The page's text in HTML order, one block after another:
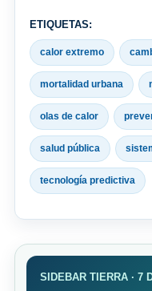
ETIQUETAS:
calor extremo
mortalidad urbana
olas de calor
salud pública
tecnología predictiva
SIDEBAR TIERRA · 7